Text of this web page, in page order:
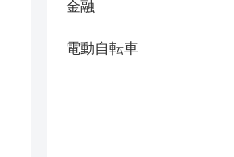
金融
電動自転車